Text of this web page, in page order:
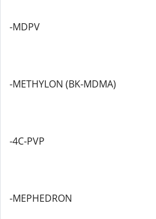
-MDPV
-METHYLON (BK-MDMA)
-4C-PVP
-MEPHEDRON